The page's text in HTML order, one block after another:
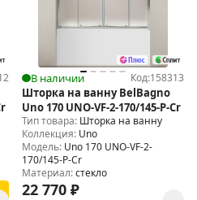
В наличии Код:158313
Шторка на ванну BelBagno
Uno 170 UNO-VF-2-170/145-P-Cr
Тип товара: Шторка на ванну
Коллекция: Uno
Модель: Uno 170 UNO-VF-2-
170/145-P-Cr
Материал:стекло
22 770 ₽